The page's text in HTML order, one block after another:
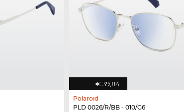
€ 39,84
Polaroid
PLD 0026/R/BB - 010/G6